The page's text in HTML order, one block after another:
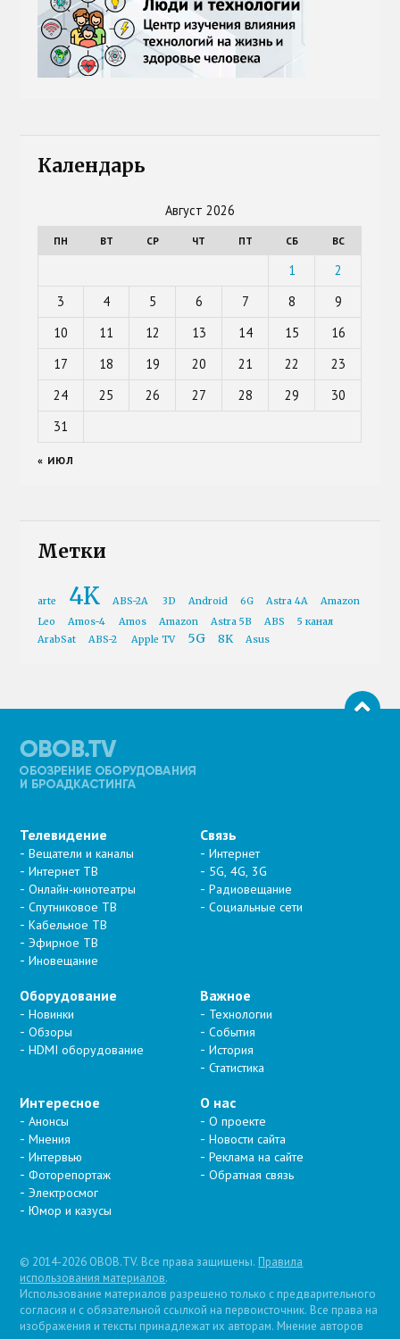
Календарь
Август 2026
ПН ВТ СР ЧТ ПТ СБ ВС
1
2
3
4 5 6 7 8
9
10
11 12 13 14 15
16
17
18 19 20 21 22
23
24
25 26 27 28 29
30
31
« ИЮЛ
Метки
arte 4K ABS-2A 3D Android 6G Astra 4A
Amazon
Leo
Amos-4 Amos Amazon Astra 5B ABS
5 канал
ArabSat
ABS-2 Apple TV 5G 8K Asus
Телевидение
Вещатели и каналы
Интернет ТВ
Онлайн-кинотеатры
Спутниковое ТВ
Кабельное ТВ
Эфирное ТВ
Иновещание
Связь
Интернет
5G, 4G, 3G
Радиовещание
Социальные сети
Оборудование
Новинки
Обзоры
HDMI оборудование
Важное
Технологии
События
История
Статистика
Интересное
Анонсы
Мнения
Интервью
Фоторепортаж
Электросмог
Юмор и казусы
О нас
О проекте
Новости сайта
Реклама на сайте
Обратная связь
© 2014-2026 OBOB.TV. Все права защищены. Правила
использования материалов.
Использование материалов разрешено только с предварительного
согласия и с обязательной ссылкой на первоисточник. Все права на
изображения и тексты принадлежат их авторам. Мнение авторов